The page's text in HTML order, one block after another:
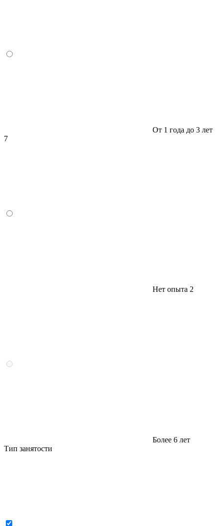
От 1 года до 3 лет
7
Нет опыта 2
Более 6 лет
Тип занятости